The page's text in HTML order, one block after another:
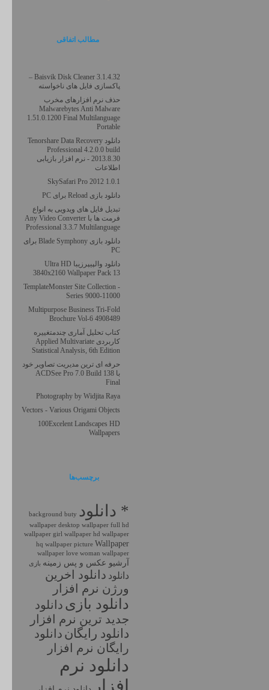
مطالب اتفاقی
3.1.4.32 Baisvik Disk Cleaner –
پاکسازی فایل های ناخواسته
حذف نرم افزارهای مخرب
Malwarebytes Anti Malware
1.51.0.1200 Final Multilanguage
Portable
دانلود Tenorshare Data Recovery
Professional 4.2.0.0 build
2013.8.30 - نرم افزار بازیابی
اطلاعات
SkySafari Pro 2012 1.0.1
دانلود بازی Reload برای PC
تبدیل فایل های ویدویی به انواع
فرمت ها با Any Video Converter
Professional 3.3.7 Multilanguage
دانلود بازی Blade Symphony برای
PC
دانلود والپیپرزیبا Ultra HD
3840x2160 Wallpaper Pack 13
TemplateMonster Site Collection -
Series 9000-11000
Multipurpose Business Tri-Fold
Brochure Vol-6 4908489
کتاب تحلیل آماری چندمتغییره
کاربردی Applied Multivariate
Statistical Analysis, 6th Edition
حرفه ای ترین مدیریت تصاویر خود
با ACDSee Pro 7.0 Build 138
Final
Photography by Widjita Raya
Vectors - Various Origami Objects
100Excelent Landscapes HD
Wallpapers
برچسب‌ها
* دانلود background buty
wallpaper desktop wallpaper full hd
wallpaper girl wallpaper hd wallpaper
hq wallpaper picture Wallpaper
wallpaper love woman wallpaper
آرشیو عکس و پس زمینه بازی
دانلود دانلود اخرين
ورژن نرم افزار
دانلود بازی دانلود
جديد ترين نرم افزار
دانلود رايگان دانلود
رايگان نرم افزار
دانلود نرم
افزار